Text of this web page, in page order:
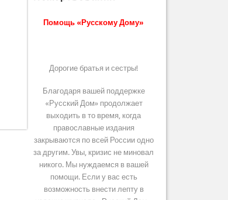
Помощь «Русскому Дому»
Дорогие братья и сестры!
Благодаря вашей поддержке
«Русский Дом» продолжает
выходить в то время, когда
православные издания
закрываются по всей России одно
за другим. Увы, кризис не миновал
никого. Мы нуждаемся в вашей
помощи. Если у вас есть
возможность внести лепту в